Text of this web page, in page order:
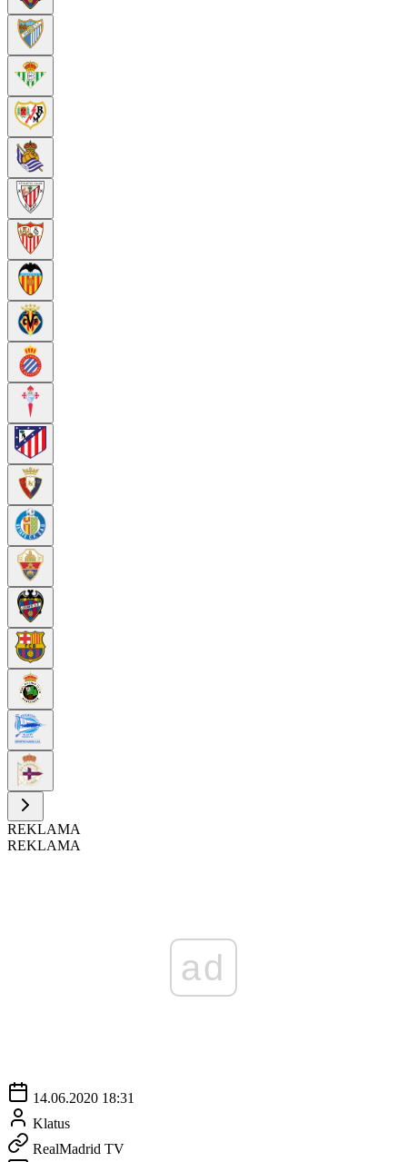
REKLAMA
REKLAMA
ad
14.06.2020 18:31
Klatus
RealMadrid TV